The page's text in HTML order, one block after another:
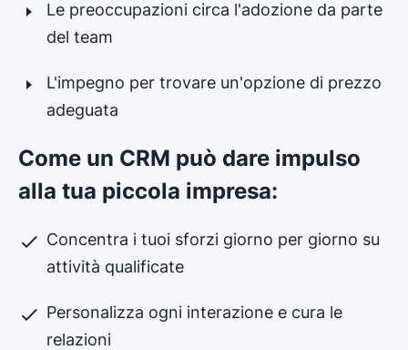
Le preoccupazioni circa l'adozione da parte
del team
L'impegno per trovare un'opzione di prezzo
adeguata
Come un CRM può dare impulso
alla tua piccola impresa:
Concentra i tuoi sforzi giorno per giorno su
attività qualificate
Personalizza ogni interazione e cura le
relazioni